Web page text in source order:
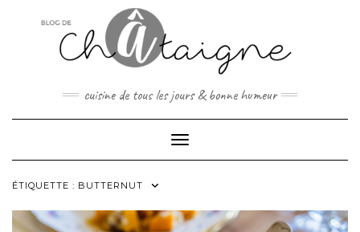
cuisine de tous les jours & bonne humeur
Toggle Navigation
ÉTIQUETTE : BUTTERNUT